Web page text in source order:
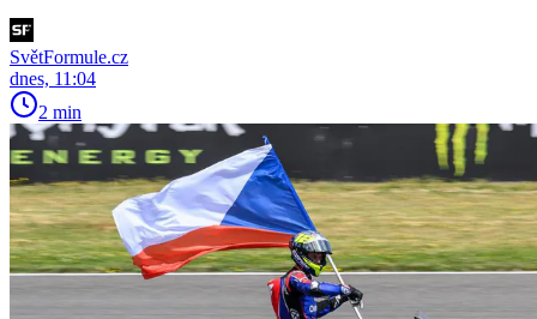
SvětFormule.cz
dnes, 11:04
2 min